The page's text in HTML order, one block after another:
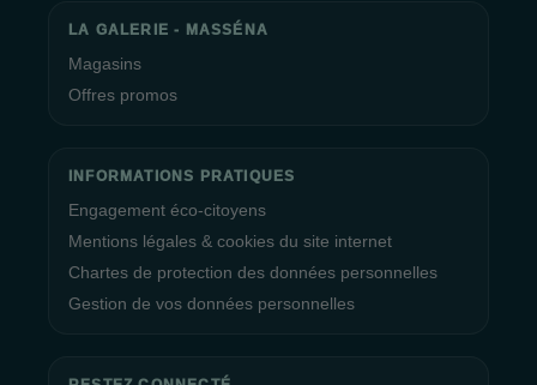
LA GALERIE - MASSÉNA
Magasins
Offres promos
INFORMATIONS PRATIQUES
Engagement éco-citoyens
Mentions légales & cookies du site internet
Chartes de protection des données personnelles
Gestion de vos données personnelles